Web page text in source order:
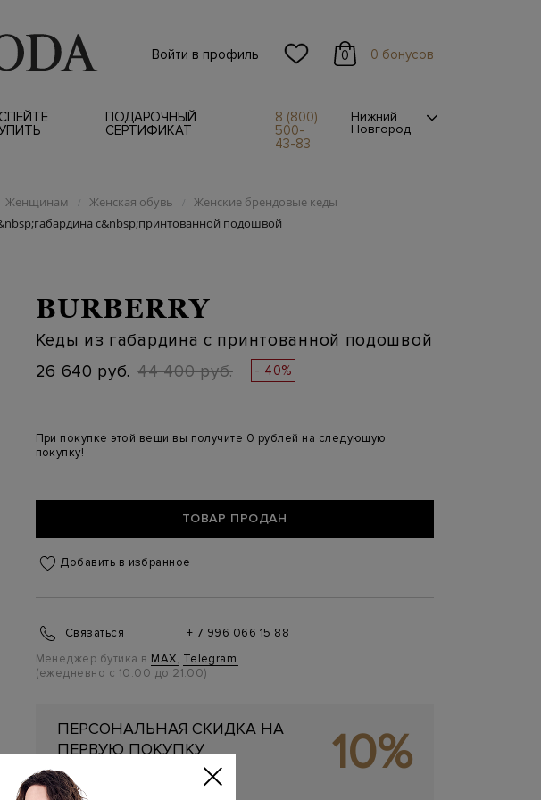
Войти в профиль 0 0 бонусов
ПОДАРОЧНЫЙ
СЕРТИФИКАТ
8 (800)
500-
43-83
Нижний
Новгород
Женщинам / Женская обувь / Женские брендовые кеды
с&nbsp;принтованной подошвой
BURBERRY
Кеды из габардина с принтованной подошвой
26 640 руб. 44 400 руб. - 40%
При покупке этой вещи вы получите 0 рублей на следующую
покупку!
ТОВАР ПРОДАН
Добавить в избранное
Связаться
+ 7 996 066 15 88
Менеджер бутика в MAX, Telegram
(ежедневно с 10:00 до 21:00)
ПЕРСОНАЛЬНАЯ СКИДКА НА
ПЕРВУЮ ПОКУПКУ
Подробнее 10%